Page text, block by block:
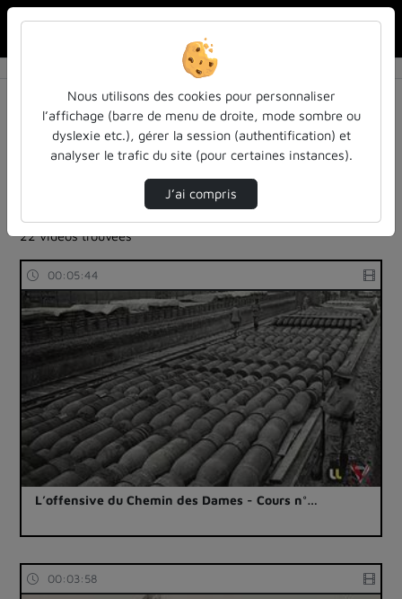
Résultats de la recherche
Filtres actifs (cliquer pour en retirer) :
cours-formations
1ere-guerre-mondiale
mooc-verdun-2-verdun-1917-1918-batailles-oubliees-
francais-allemands-et-americains
22 vidéos trouvées
00:05:44
L’offensive du Chemin des Dames - Cours n°…
00:03:58
Nous utilisons des cookies pour personnaliser
l’affichage (barre de menu de droite, mode sombre ou
dyslexie etc.), gérer la session (authentification) et
analyser le trafic du site (pour certaines instances).
J’ai compris